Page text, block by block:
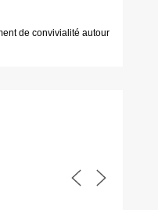
de convivialité autour